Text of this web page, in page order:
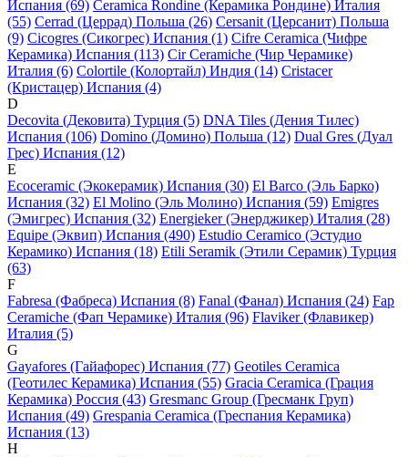
Испания (69) Ceramica Rondine (Керамика Рондине) Италия
(55) Cerrad (Церрад) Польша (26) Cersanit (Церсанит) Польша
(9) Cicogres (Сикогрес) Испания (1) Cifre Ceramica (Чифре
Керамика) Испания (113) Cir Ceramiche (Чир Черамике)
Италия (6) Colortile (Колортайл) Индия (14) Cristacer
(Кристацер) Испания (4)
D
Decovita (Дековита) Турция (5) DNA Tiles (Дения Тилес)
Испания (106) Domino (Домино) Польша (12) Dual Gres (Дуал
Грес) Испания (12)
E
Ecoceramic (Экокерамик) Испания (30) El Barco (Эль Барко)
Испания (32) El Molino (Эль Молино) Испания (59) Emigres
(Эмигрес) Испания (32) Energieker (Энерджикер) Италия (28)
Equipe (Эквип) Испания (490) Estudio Ceramico (Эстудио
Керамико) Испания (18) Etili Seramik (Этили Серамик) Турция
(63)
F
Fabresa (Фабреса) Испания (8) Fanal (Фанал) Испания (24) Fap
Ceramiche (Фап Черамике) Италия (96) Flaviker (Флавикер)
Италия (5)
G
Gayafores (Гайафорес) Испания (77) Geotiles Ceramica
(Геотилес Керамика) Испания (55) Gracia Ceramica (Грация
Керамика) Россия (43) Gresmanc Group (Гресманк Груп)
Испания (49) Grespania Ceramica (Греспания Керамика)
Испания (13)
H